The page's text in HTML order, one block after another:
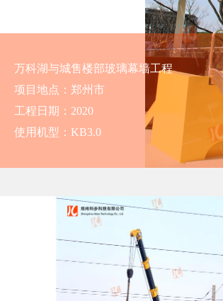
万科湖与城售楼部玻璃幕墙工程
项目地点：郑州市
工程日期：2020
使用机型：KB3.0